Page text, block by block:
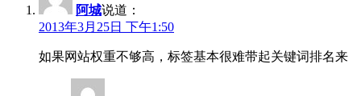
阿城说道：
2013年3月25日 下午1:50
如果网站权重不够高，标签基本很难带起关键词排名来